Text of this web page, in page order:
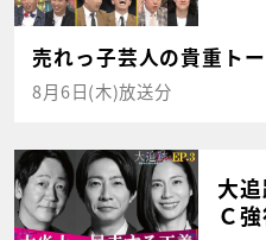
売れっ子芸人の貴重ト
8月6日(木)放送分
大
Ｃ